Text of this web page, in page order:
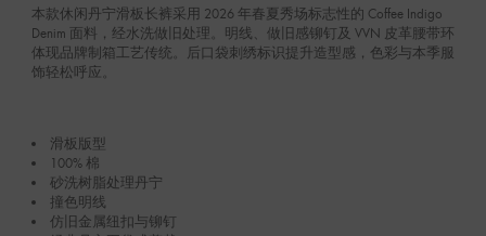
本款休闲丹宁滑板长裤采用 2026 年春夏秀场标志性的 Coffee Indigo
Denim 面料，经水洗做旧处理。明线、做旧感铆钉及 VVN 皮革腰带环
体现品牌制箱工艺传统。后口袋刺绣标识提升造型感，色彩与本季服
饰轻松呼应。
滑板版型
100% 棉
砂洗树脂处理丹宁
撞色明线
仿旧金属纽扣与铆钉